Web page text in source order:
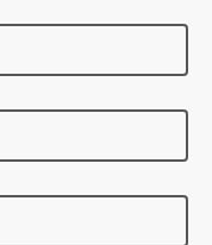
Var Topelius den resande studenten?]
i Stockholm den 29 november 1928]
och syster Sisla
historia